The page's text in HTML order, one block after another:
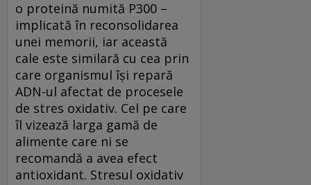
o proteină numită P300 –
implicată în reconsolidarea
unei memorii, iar această
cale este similară cu cea prin
care organismul îşi repară
ADN-ul afectat de procesele
de stres oxidativ. Cel pe care
îl vizează larga gamă de
alimente care ni se
recomandă a avea efect
antioxidant. Stresul oxidativ